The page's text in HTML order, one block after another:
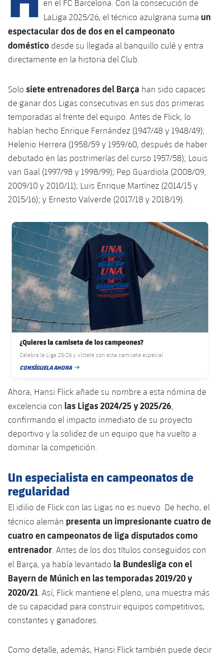
plusicon
más
Instalaciones
Spotify Camp Nou
Palau Blaugrana
Estadi Johan Cruyff
Barça Cafe
Ciutat Esportiva
plusicon
más
Servicios
Servicios Médicos
Accesibilidad
plusicon
más
Acreditaciones
Instalaciones
SUB13
SUB12
SUB11 B
SUB10 A
SUB10 B
SUB9 A
SUB9 B
SUB8 B
SUB13 B
SUB12 C
Entradas
Gameday Shows
Clasificación
Fotos
Historia
Palmarés
Base
Barça Atlètic
Cadete B
Infantil A
Mini
Campus Verano
Primer Equipo
plusicon
más
Calendario
Entradas
Resultados
Clasificaciones
Jugadores
Fotos
Historia
Palmarés
plusicon
más
Actualidad
Calendario
Resultados
Clasificaciones
Fotos
plusicon
más
Actualidad
Juvenil
Cadete A
Infantil A
Infantil B
PLUSICON
MÁS
Primer equipo
plusicon
más
Actualidad
Entradas
Resultados
Clasificaciones
Jugadors
Fotos
Historia
Barça Atlètic
plusicon
más
Calendario
Resultados
Jugadores
Clasificaciones
plusicon
más
Actualidad
Juvenil
Cadete
Infantil
Alevín
Campus Verano
PLUSICON
MÁS
Primer equipo
plusicon
más
Actualidad
Calendario
Entradas
Resultados
Clasificaciones
Jugadores
Historia
Palmarés
Barça Atlètic
plusicon
más
Jugadores
Clasificaciones
Base
plusicon
más
Barça C
Juvenil
Infantil
PLUSICON
MÁS
Información general
plusicon
más
Actualidad
Masculino
Femenino
Agenda
Baloncesto en silla de ruedas
plusicon
más
Actualidad
Jugadores
Calendario
Resultados
Clasificaciones
Hockey sobre hielo
Actualidad
Jugadores
Resultados
Hockey hierba
Noticias
Hockey Hierba Masculino
Hockey Hierba Femenino
Patinaje artístico
plusicon
más
Actualidad
Plantilla
Escuela de Patinaje
Rugby
plusicon
más
Actualidad
Voleibol
plusicon
más
en el FC Barcelona. Con la consecución de
LaLiga 2025/26, el técnico azulgrana suma un
espectacular dos de dos en el campeonato
doméstico desde su llegada al banquillo culé y entra
directamente en la historia del Club.
Solo siete entrenadores del Barça han sido capaces
de ganar dos Ligas consecutivas en sus dos primeras
temporadas al frente del equipo. Antes de Flick, lo
habían hecho Enrique Fernández (1947/48 y 1948/49);
Helenio Herrera (1958/59 y 1959/60, después de haber
debutado en las postrimerías del curso 1957/58); Louis
van Gaal (1997/98 y 1998/99); Pep Guardiola (2008/09,
2009/10 y 2010/11); Luis Enrique Martínez (2014/15 y
2015/16); y Ernesto Valverde (2017/18 y 2018/19).
FC Barcelona club badge
¿Quieres la camiseta de los campeones?
Celebra la Liga 25/26 y vístete con esta camiseta especial
CONSÍGUELA AHORA
FECHA DE PUBLICACIÓN
Ahora, Hansi Flick añade su nombre a esta nómina de
excelencia con las Ligas 2024/25 y 2025/26,
confirmando el impacto inmediato de su proyecto
deportivo y la solidez de un equipo que ha vuelto a
dominar la competición.
Un especialista en campeonatos de
regularidad
El idilio de Flick con las Ligas no es nuevo. De hecho, el
técnico alemán presenta un impresionante cuatro de
cuatro en campeonatos de liga disputados como
entrenador . Antes de los dos títulos conseguidos con
el Barça, ya había levantado la Bundesliga con el
Bayern de Múnich en las temporadas 2019/20 y
2020/21 . Así, Flick mantiene el pleno, una muestra más
de su capacidad para construir equipos competitivos,
constantes y ganadores.
Como detalle, además, Hansi Flick también puede decir